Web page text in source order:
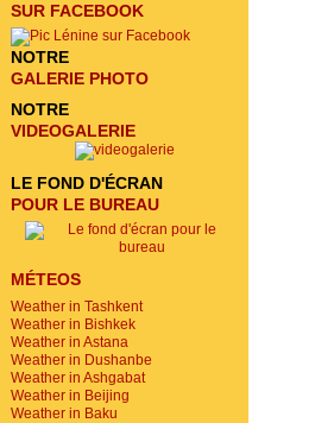
SUR FACEBOOK
NOTRE
GALERIE PHOTO
NOTRE
VIDEOGALERIE
LE FOND D'ÉCRAN
POUR LE BUREAU
MÉTEOS
Weather in Tashkent
Weather in Bishkek
Weather in Astana
Weather in Dushanbe
Weather in Ashgabat
Weather in Beijing
Weather in Baku